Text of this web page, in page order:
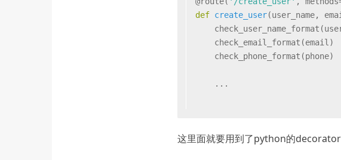
def create_user(user_name,
    check_email_format(email)
    check_phone_format(phone)
    ...
这里面就要用到了python的